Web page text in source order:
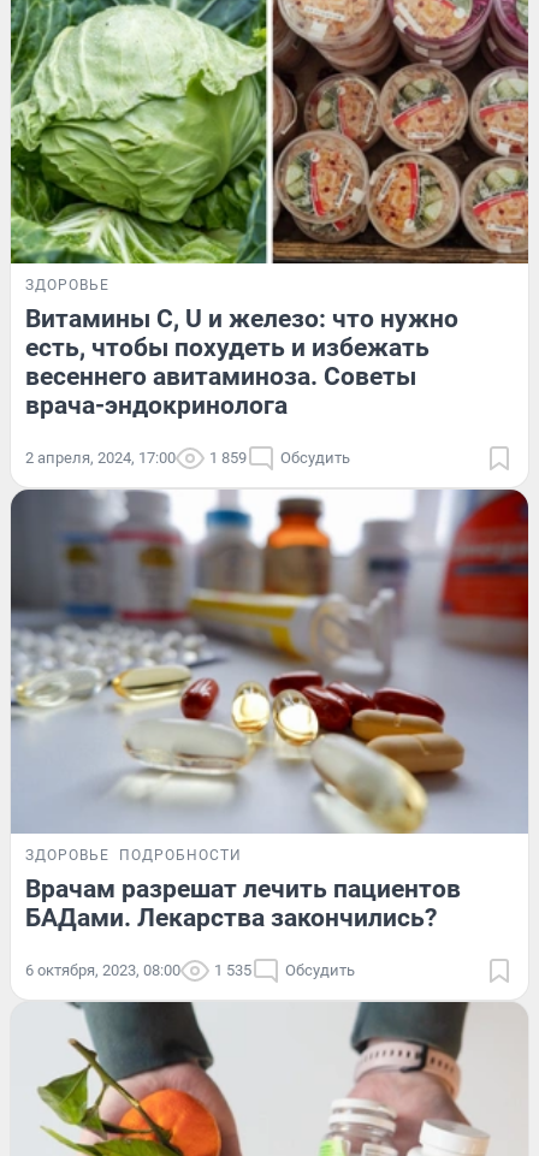
ЗДОРОВЬЕ
Витамины С, U и железо: что нужно
есть, чтобы похудеть и избежать
весеннего авитаминоза. Советы
врача-эндокринолога
2 апреля, 2024, 17:00 1 859 Обсудить
ЗДОРОВЬЕ ПОДРОБНОСТИ
Врачам разрешат лечить пациентов
БАДами. Лекарства закончились?
6 октября, 2023, 08:00 1 535 Обсудить